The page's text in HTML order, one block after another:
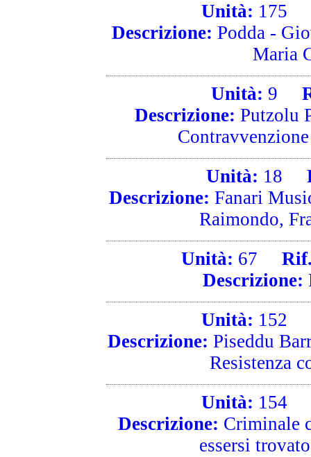
Unità: 175
Descrizione: Podda -
Maria
Unità: 9
Descrizione: Putzolu
Unità: 18
Descrizione: Fanari
Raimondo,
Unità: 67
Rif.
Descrizione:
Unità: 152
Descrizione: Piseddu
Resistenza
Unità: 154
Descrizione: Criminale
essersi